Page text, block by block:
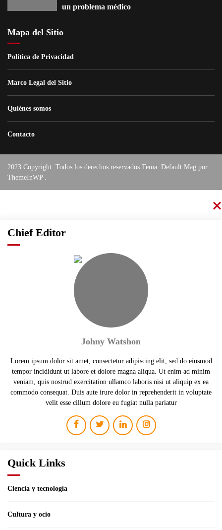
un problema médico
Mapa del Sitio
Política de Privacidad
Marco Legal del Sitio
Quiénes somos
Contacto
2023 Copyright. Todos los derechos reservados Tema: Default Mag por
ThemeInWP .
Chief Editor
Johny Watshon
Lorem ipsum dolor sit amet, consectetur adipiscing elit, sed do eiusmod
tempor incididunt ut labore et dolore magna aliqua. Ut enim ad minim
veniam, quis nostrud exercitation ullamco laboris nisi ut aliquip ex ea
commodo consequat. Duis aute irure dolor in reprehenderit in voluptate
velit esse cillum dolore eu fugiat nulla pariatur
Quick Links
Ciencia y tecnología
Cultura y ocio